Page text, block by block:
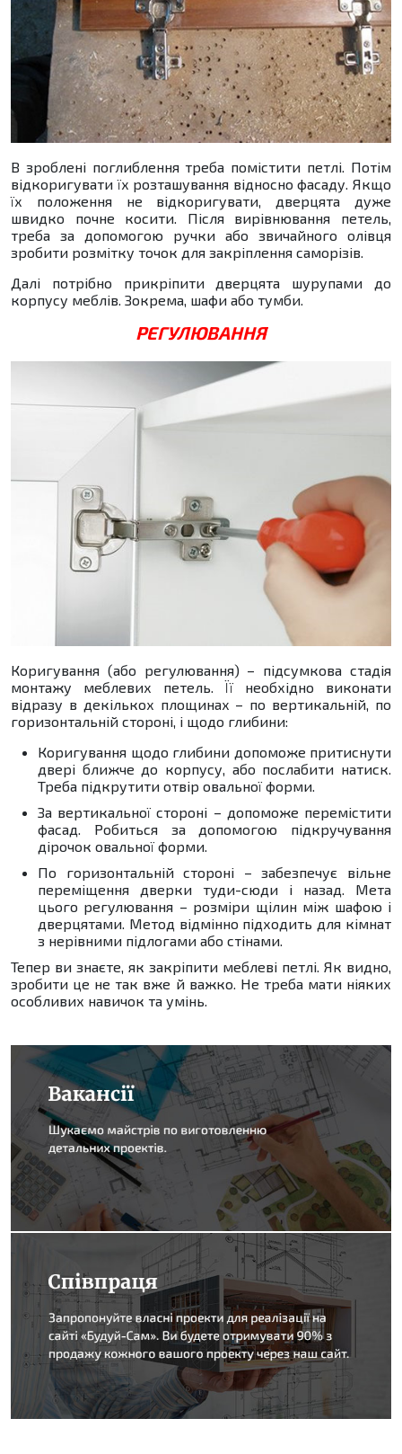
В зроблені поглиблення треба помістити петлі. Потім
відкоригувати їх розташування відносно фасаду. Якщо
їх положення не відкоригувати, дверцята дуже
швидко почне косити. Після вирівнювання петель,
треба за допомогою ручки або звичайного олівця
зробити розмітку точок для закріплення саморізів.
Далі потрібно прикріпити дверцята шурупами до
корпусу меблів. Зокрема, шафи або тумби.
РЕГУЛЮВАННЯ
Коригування (або регулювання) – підсумкова стадія
монтажу меблевих петель. Її необхідно виконати
відразу в декількох площинах – по вертикальній, по
горизонтальній стороні, і щодо глибини:
Коригування щодо глибини допоможе притиснути
двері ближче до корпусу, або послабити натиск.
Треба підкрутити отвір овальної форми.
За вертикальної стороні – допоможе перемістити
фасад. Робиться за допомогою підкручування
дірочок овальної форми.
По горизонтальній стороні – забезпечує вільне
переміщення дверки туди-сюди і назад. Мета
цього регулювання – розміри щілин між шафою і
дверцятами. Метод відмінно підходить для кімнат
з нерівними підлогами або стінами.
Тепер ви знаєте, як закріпити меблеві петлі. Як видно,
зробити це не так вже й важко. Не треба мати ніяких
особливих навичок та умінь.